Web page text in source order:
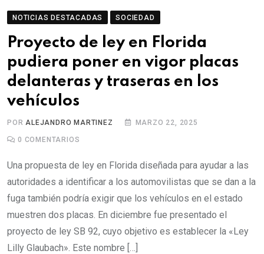
NOTICIAS DESTACADAS SOCIEDAD
Proyecto de ley en Florida
pudiera poner en vigor placas
delanteras y traseras en los
vehículos
POR ALEJANDRO MARTINEZ MARZO 22, 2025
0 COMENTARIOS
Una propuesta de ley en Florida diseñada para ayudar a las
autoridades a identificar a los automovilistas que se dan a la
fuga también podría exigir que los vehículos en el estado
muestren dos placas. En diciembre fue presentado el
proyecto de ley SB 92, cuyo objetivo es establecer la «Ley
Lilly Glaubach». Este nombre […]